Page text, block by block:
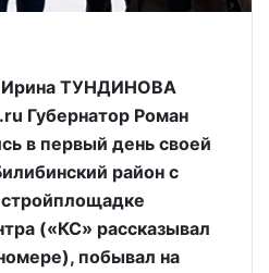
ТУНДИНОВА
Губернатор Роман
в первый день своей
район с
(«КС» рассказывал
побывал на